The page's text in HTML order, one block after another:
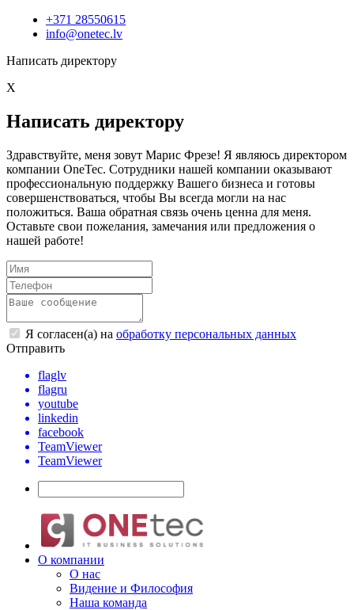
+371 28550615
info@onetec.lv
Написать директору
X
Написать директору
Здравствуйте, меня зовут Марис Фрезе! Я являюсь директором
компании OneTec. Сотрудники нашей компании оказывают
профессиональную поддержку Вашего бизнеса и готовы
совершенствоваться, чтобы Вы всегда могли на нас
положиться. Ваша обратная связь очень ценна для меня.
Оставьте свои пожелания, замечания или предложения о
нашей работе!
Я согласен(а) на обработку персональных данных
Отправить
flaglv
flagru
youtube
linkedin
facebook
TeamViewer
TeamViewer
О компании
О нас
Видение и Философия
Наша команда